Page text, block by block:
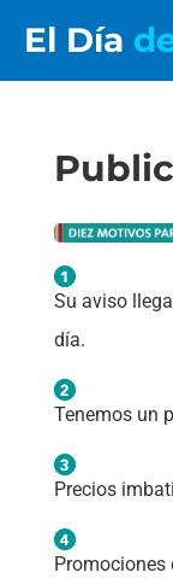
El Día
Su aviso
día.
Tenemos un
Precios
Promociones